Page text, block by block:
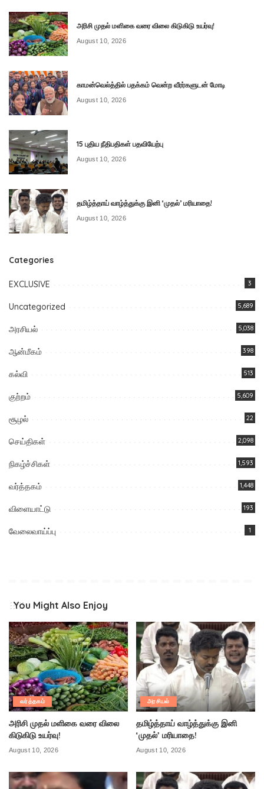
அரிசி முதல் மளிகை வரை விலை கிடுகிடு உயர்வு!
August 10, 2026
காமன்வெல்த்தில் பதக்கம் வென்ற வீரர்களுடன் மோடி
August 10, 2026
15 புதிய நீதிபதிகள் பதவியேற்பு
August 10, 2026
தமிழ்த்தாய் வாழ்த்துக்கு இனி ‘முதல்’ மரியாதை!
August 10, 2026
Categories
EXCLUSIVE 3
Uncategorized 5,689
அரசியல் 5,038
ஆன்மீகம் 398
கல்வி 513
குற்றம் 5,609
சூழல் 22
செய்திகள் 2,098
நிகழ்ச்சிகள் 1,593
வர்த்தகம் 1,448
விளையாட்டு 193
வேலைவாய்ப்பு 1
You Might Also Enjoy
வர்த்தகம்
அரிசி முதல் மளிகை வரை விலை
கிடுகிடு உயர்வு!
August 10, 2026
அரசியல்
தமிழ்த்தாய் வாழ்த்துக்கு இனி
‘முதல்’ மரியாதை!
August 10, 2026